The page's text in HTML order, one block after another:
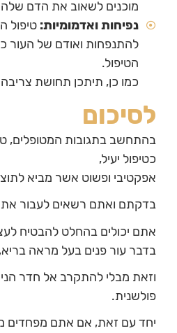
מוכנים לשאוב את הדם
נפיחות ואדמומיות: טיפול
להתנפחות ואודם של העור
הטיפול.
כמו כן, תיתכן תחושת
לסיכום
בהתחשב בתגובות המטופלים,
כטיפול יעיל,
אפקטיבי ופשוט אשר מביא
בדקתם ואתם רשאים לעבור את
אתם יכולים בהחלט להבטיח
בדבר עור פנים בעל מראה
וזאת מבלי להתקרב אל חדר
פולשנית.
יחד עם זאת, אם אתם מפחדים